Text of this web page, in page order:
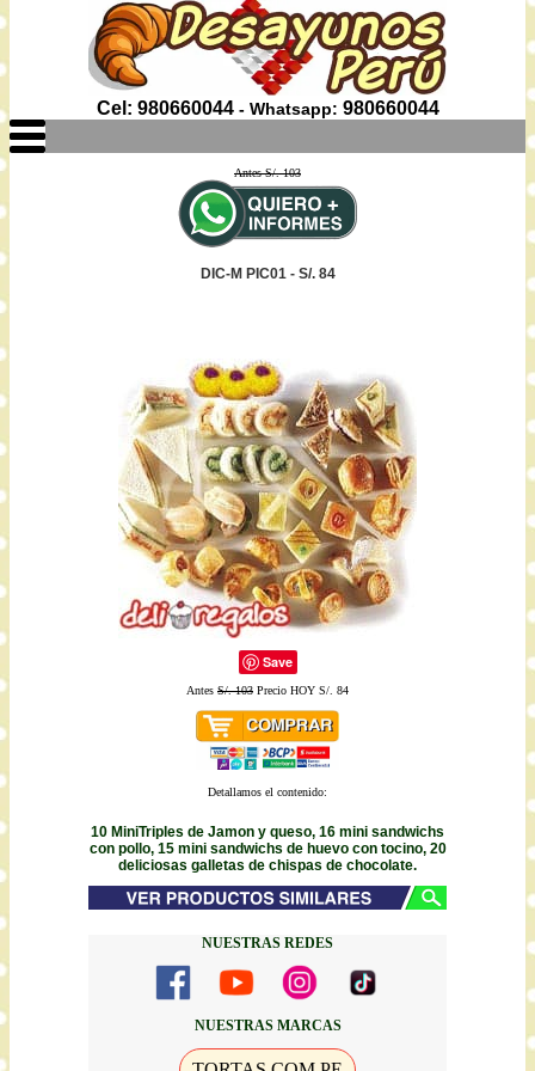
Cel: 980660044- Whatsapp: 980660044
Antes S/. 103
DIC-M PIC01 - S/. 84
Save
Antes S/. 103 Precio HOY S/. 84
Detallamos el contenido:
10 MiniTriples de Jamon y queso, 16 mini sandwichs
con pollo, 15 mini sandwichs de huevo con tocino, 20
deliciosas galletas de chispas de chocolate.
NUESTRAS REDES
NUESTRAS MARCAS